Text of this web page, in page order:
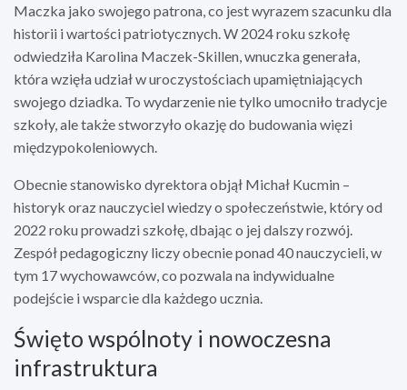
Maczka jako swojego patrona, co jest wyrazem szacunku dla
historii i wartości patriotycznych. W 2024 roku szkołę
odwiedziła Karolina Maczek-Skillen, wnuczka generała,
która wzięła udział w uroczystościach upamiętniających
swojego dziadka. To wydarzenie nie tylko umocniło tradycje
szkoły, ale także stworzyło okazję do budowania więzi
międzypokoleniowych.
Obecnie stanowisko dyrektora objął Michał Kucmin –
historyk oraz nauczyciel wiedzy o społeczeństwie, który od
2022 roku prowadzi szkołę, dbając o jej dalszy rozwój.
Zespół pedagogiczny liczy obecnie ponad 40 nauczycieli, w
tym 17 wychowawców, co pozwala na indywidualne
podejście i wsparcie dla każdego ucznia.
Święto wspólnoty i nowoczesna
infrastruktura